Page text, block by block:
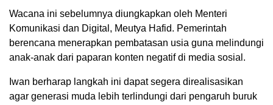
Wacana ini sebelumnya diungkapkan oleh Menteri
Komunikasi dan Digital, Meutya Hafid. Pemerintah
berencana menerapkan pembatasan usia guna melindungi
anak-anak dari paparan konten negatif di media sosial.
Iwan berharap langkah ini dapat segera direalisasikan
agar generasi muda lebih terlindungi dari pengaruh buruk